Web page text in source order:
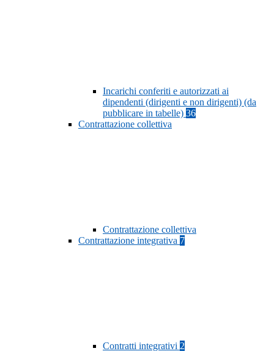
Incarichi conferiti e autorizzati ai
dipendenti (dirigenti e non dirigenti) (da
pubblicare in tabelle) 36
Contrattazione collettiva
Contrattazione collettiva
Contrattazione integrativa 7
Contratti integrativi 2